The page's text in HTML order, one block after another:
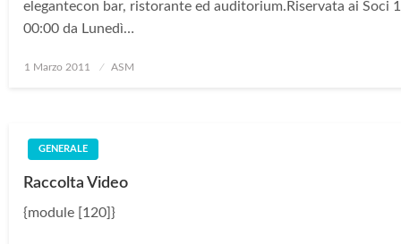
elegantecon bar, ristorante ed auditorium.Riservata ai Soci
00:00 da Lunedì…
Posted
1 Marzo 2011 ASM
GENERALE
Raccolta Video
{module [120]}